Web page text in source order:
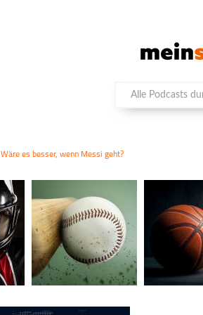
Wäre es besser, wenn Messi geht?